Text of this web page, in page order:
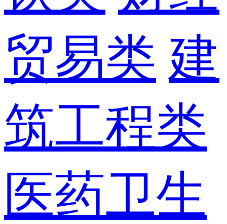
贸易类 建
筑工程类
医药卫生